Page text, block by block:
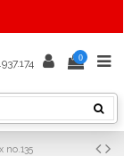
0
no.135